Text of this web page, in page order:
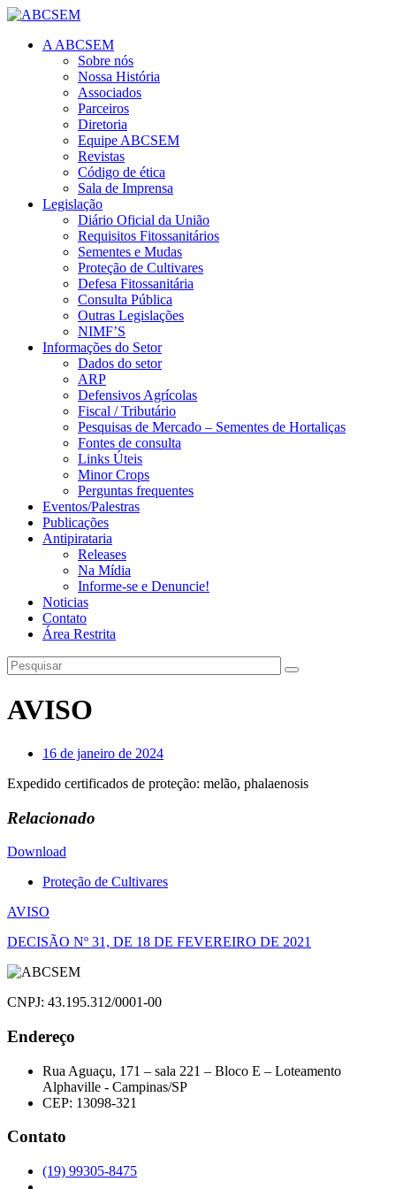
A ABCSEM
Sobre nós
Nossa História
Associados
Parceiros
Diretoria
Equipe ABCSEM
Revistas
Código de ética
Sala de Imprensa
Legislação
Diário Oficial da União
Requisitos Fitossanitários
Sementes e Mudas
Proteção de Cultivares
Defesa Fitossanitária
Consulta Pública
Outras Legislações
NIMF’S
Informações do Setor
Dados do setor
ARP
Defensivos Agrícolas
Fiscal / Tributário
Pesquisas de Mercado – Sementes de Hortaliças
Fontes de consulta
Links Úteis
Minor Crops
Perguntas frequentes
Eventos/Palestras
Publicações
Antipirataria
Releases
Na Mídia
Informe-se e Denuncie!
Noticias
Contato
Área Restrita
AVISO
16 de janeiro de 2024
Expedido certificados de proteção: melão, phalaenosis
Relacionado
Download
Proteção de Cultivares
Navegação
de
Post
AVISO
DECISÃO Nº 31, DE 18 DE FEVEREIRO DE 2021
CNPJ: 43.195.312/0001-00
Endereço
Rua Aguaçu, 171 – sala 221 – Bloco E – Loteamento
Alphaville - Campinas/SP
CEP: 13098-321
Contato
(19) 99305-8475